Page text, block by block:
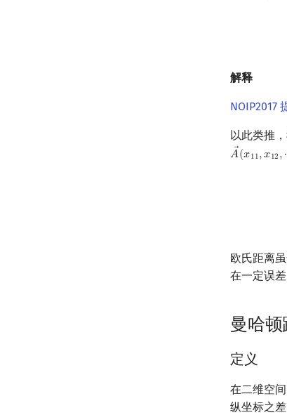
解释
NOIP2017
以此类推
𝐴(𝑥11,𝑥12,
A→(x11,x12 ,
欧氏距离
在一定误差
曼哈顿
定义
在二维空
纵坐标之